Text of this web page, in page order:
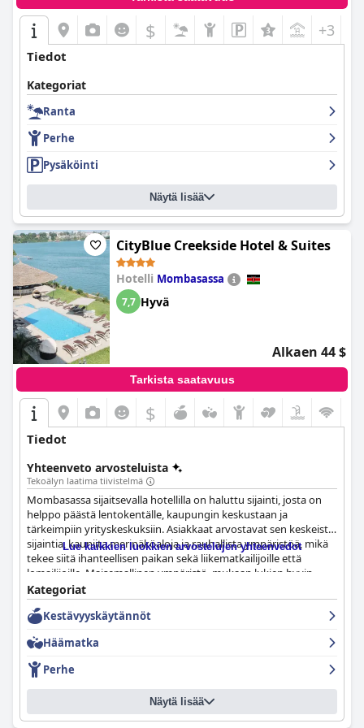
$ +3
Tiedot
Kategoriat
Ranta
Perhe
Pysäköinti
Näytä lisää
CityBlue Creekside Hotel & Suites
Hotelli Mombasassa
7,7 Hyvä
Alkaen 44 $
Tarkista saatavuus
$
Tiedot
Yhteenveto arvosteluista
Tekoälyn laatima tiivistelmä
Mombasassa sijaitsevalla hotellilla on haluttu sijainti, josta on
helppo päästä lentokentälle, kaupungin keskustaan ja
tärkeimpiin yrityskeskuksiin. Asiakkaat arvostavat sen keskeistä
sijaintia, kauniita merinäköaloja ja rauhallista ympäristöä, mikä
tekee siitä ihanteellisen paikan sekä liikematkailijoille että
lomailijoille. Maisemallinen ympäristö, mukaan lukien hyvin
hoidetut puutarhat, edistää seesteistä mutta eloisaa ilmapiiriä.
Hotellin aamiaisbuffet saa paljon kiitosta sen
että kansainvälisiä vaihtoehtoja. Kohokohtiin kuuluvat
herkullinen swahililainen aamiaislista, tuoreet hedelmät ja
erinomainen palvelu henkilökunnalta. Illalliskokemukset ovat
vaihtelevia, ja jotkut nauttivat à la carte -vaihtoehdoista, kun
taas toiset pitivät buffetin laatua ja valikoimaa puutteellisena.
Ulkona ruokailu uima-altaan äärellä lisää miellyttävää
Lue kaikkien luokkien arvostelujen yhteenvedot
Kategoriat
Kestävyyskäytännöt
Häämatka
Perhe
Näytä lisää